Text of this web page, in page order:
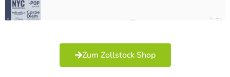
Zum Zollstock Shop